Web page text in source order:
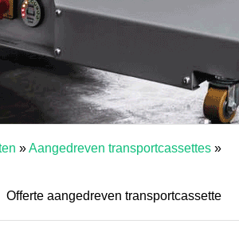
»Aangedreven transportcassettes»
Offerte aangedreven transportcassette